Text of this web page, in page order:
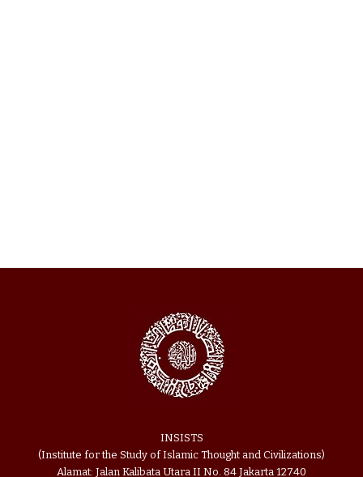
INSISTS
(Institute for the Study of Islamic Thought and Civilizations)
Alamat: Jalan Kalibata Utara II No. 84 Jakarta 12740